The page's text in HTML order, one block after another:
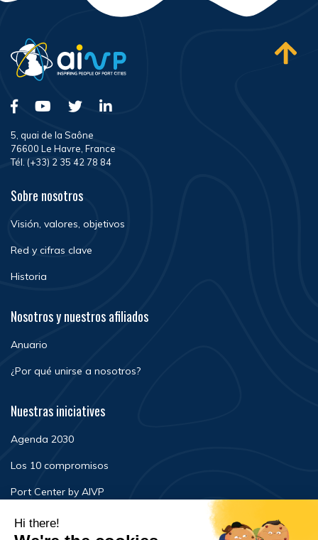
5, quai de la Saône
76600 Le Havre, France
Tél. (+33) 2 35 42 78 84
Sobre nosotros
Visión, valores, objetivos
Red y cifras clave
Historia
Nosotros y nuestros afiliados
Anuario
¿Por qué unirse a nosotros?
Nuestras iniciatives
Agenda 2030
Los 10 compromisos
Port Center by AIVP
Noticias